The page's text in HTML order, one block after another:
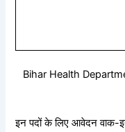
Bihar Health
इन पदों के लिए आवेदन वाक-